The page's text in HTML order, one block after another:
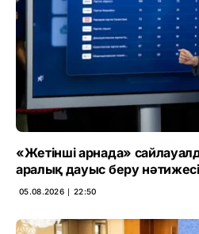
«Жетінші арнада»
аралық дауыс беру
05.08.2026 ∣ 22:50